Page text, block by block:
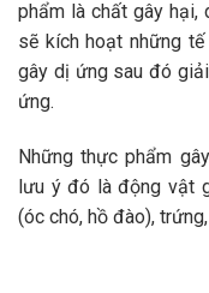
phẩm là chất gây hại,
sẽ kích hoạt những
gây dị ứng sau đó
ứng.
Những thực phẩm
lưu ý đó là động vật
(óc chó, hồ đào),